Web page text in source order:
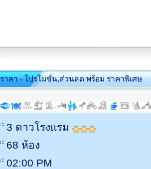
าคา - โปรโมชั่น,ส่วนลด พร้อม ราคาพิเศษ
: 3 ดาวโรงแรม
: 68 ห้อง
: 02:00 PM